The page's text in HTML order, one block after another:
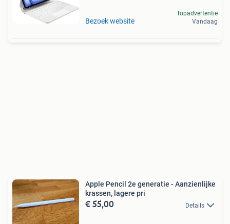
Bezoek website
Topadvertentie
Vandaag
Apple Pencil 2e generatie - Aanzienlijke
krassen, lagere pri
€ 55,00 Details